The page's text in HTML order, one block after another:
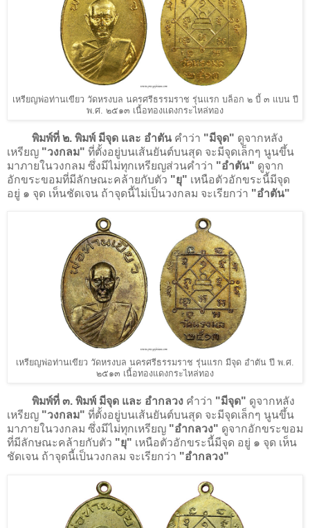
เหรียญพ่อท่านเขียว วัดหรงบล นครศรีธรรมราช รุ่นแรก บล็อก ๒ บี้ ๓ แบน ปี
พ.ศ. ๒๕๑๓ เนื้อทองแดงกระไหล่ทอง
พิมพ์ที่ ๒. พิมพ์ มีจุด และ อำตัน คำว่า "มีจุด" ดูจากหลัง
เหรียญ "วงกลม" ที่ตั้งอยู่บนเส้นยันต์บนสุด จะมีจุดเล็กๆ นูนขึ้น
มาภายในวงกลม ซึ่งมีไม่ทุกเหรียญส่วนคำว่า "อำตัน" ดูจาก
อักขระขอมที่มีลักษณะคล้ายกับตัว "ยุ" เหนือตัวอักขระนี้มีจุด
อยู่ ๑ จุด เห็นชัดเจน ถ้าจุดนี้ไม่เป็นวงกลม จะเรียกว่า "อำตัน"
เหรียญพ่อท่านเขียว วัดหรงบล นครศรีธรรมราช รุ่นแรก มีจุด อำตัน ปี พ.ศ.
๒๕๑๓ เนื้อทองแดงกระไหล่ทอง
พิมพ์ที่ ๓. พิมพ์ มีจุด และ อำกลวง คำว่า "มีจุด" ดูจากหลัง
เหรียญ "วงกลม" ที่ตั้งอยู่บนเส้นยันต์บนสุด จะมีจุดเล็กๆ นูนขึ้น
มาภายในวงกลม ซึ่งมีไม่ทุกเหรียญ "อำกลวง" ดูจากอักขระขอม
ที่มีลักษณะคล้ายกับตัว "ยุ" เหนือตัวอักขระนี้มีจุด อยู่ ๑ จุด เห็น
ชัดเจน ถ้าจุดนี้เป็นวงกลม จะเรียกว่า "อำกลวง"